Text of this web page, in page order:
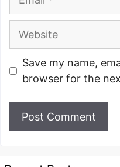
Website
Save my name,
browser for the